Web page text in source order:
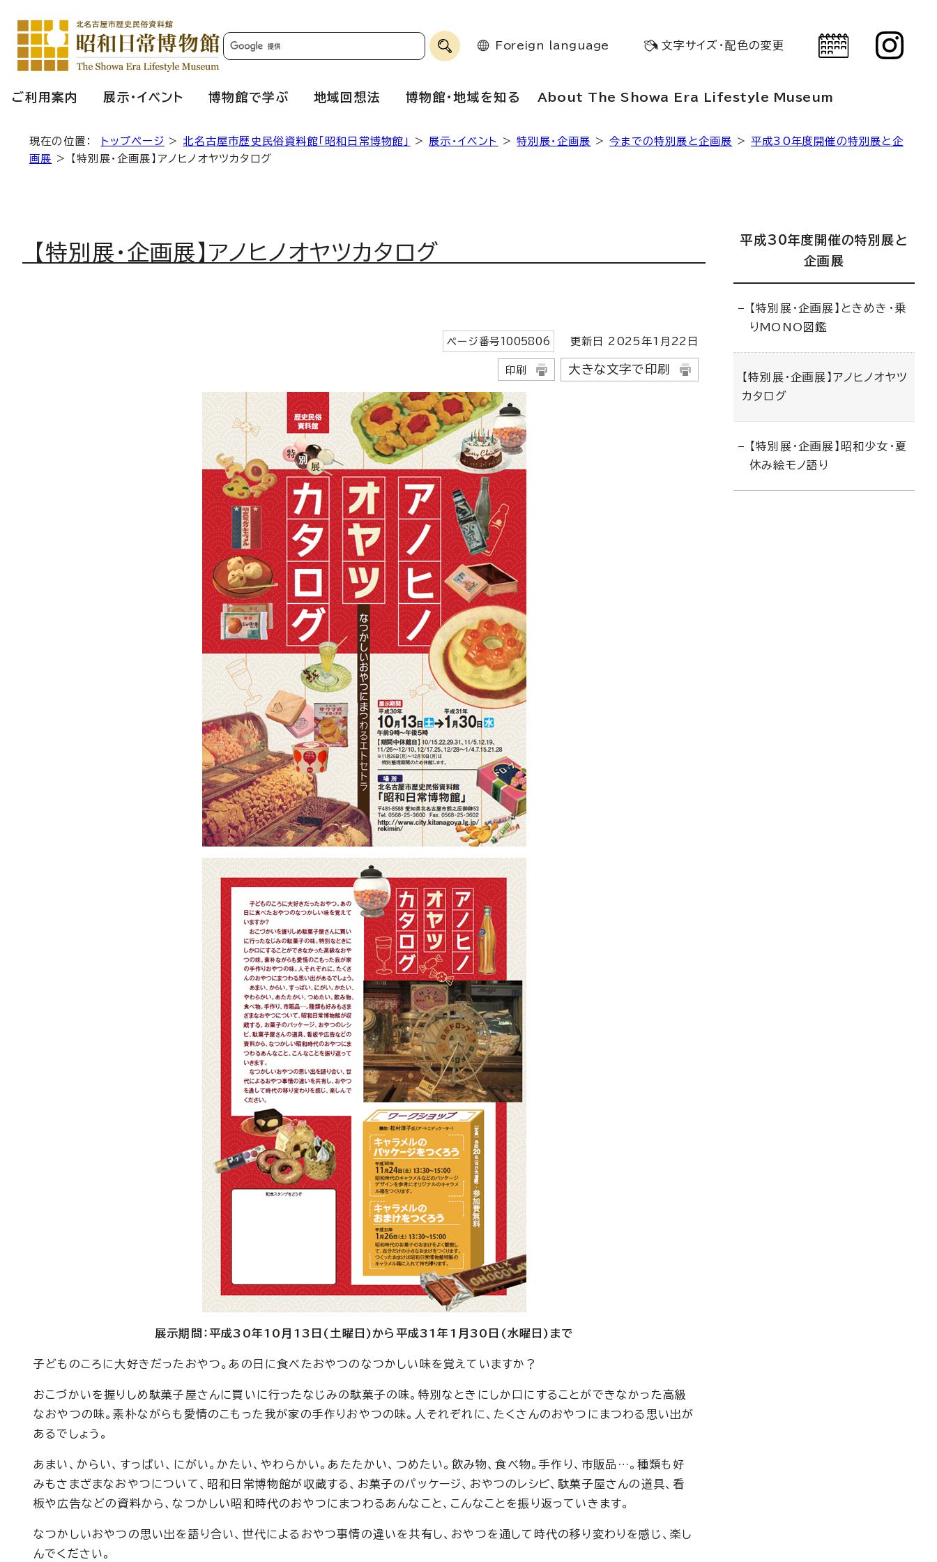
Foreign language 文字サイズ・配色の変更
ご利用案内 展示・イベント 博物館で学ぶ 地域回想法 博物館・地域を知る About The Showa Era Lifestyle Museum
現在の位置： トップページ >北名古屋市歴史民俗資料館「昭和日常博物館」 > 展示・イベント >特別展・企画展 >今までの特別展と企画展 >平成30年度開催の特別展と企
画展 > 【特別展・企画展】アノヒノオヤツカタログ
【特別展・企画展】アノヒノオヤツカタログ
ページ番号1005806 更新日 2025 年1月 22 日
印刷 大きな文字で印刷
展示期間：平成30年10月13日(土曜日)から平成31年1月30日(水曜日)まで
子どものころに大好きだったおやつ。あの日に食べたおやつのなつかしい味を覚えていますか？
おこづかいを握りしめ駄菓子屋さんに買いに行ったなじみの駄菓子の味。特別なときにしか口にすることができなかった高級
なおやつの味。素朴ながらも愛情のこもった我が家の手作りおやつの味。人それぞれに、たくさんのおやつにまつわる思い出が
あるでしょう。
あまい、からい、すっぱい、にがい。かたい、やわらかい。あたたかい、つめたい。飲み物、食べ物。手作り、市販品…。種類も好
みもさまざまなおやつについて、昭和日常博物館が収蔵する、お菓子のパッケージ、おやつのレシピ、駄菓子屋さんの道具、看
板や広告などの資料から、なつかしい昭和時代のおやつにまつわるあんなこと、こんなことを振り返っていきます。
なつかしいおやつの思い出を語り合い、世代によるおやつ事情の違いを共有し、おやつを通して時代の移り変わりを感じ、楽し
んでください。
平成30年度開催の特別展と
企画展
【特別展・企画展】ときめき・乗
りMONO図鑑
【特別展・企画展】アノヒノオヤツ
カタログ
【特別展・企画展】昭和少女・夏
休み絵モノ語り